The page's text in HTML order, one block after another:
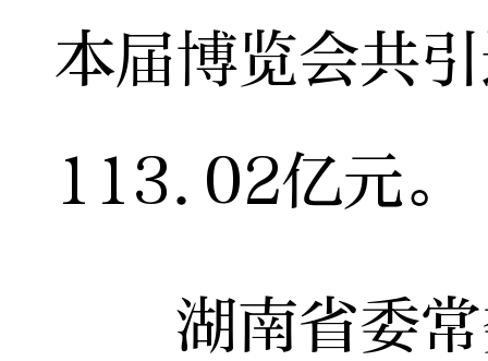
本届博览会共
113.02亿元。
湖南省委常